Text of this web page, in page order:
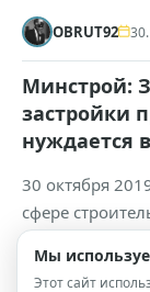
OBRUT92
Минстрой:
застройки
нуждается
30 октября
сфере
Мы
Этот сайт